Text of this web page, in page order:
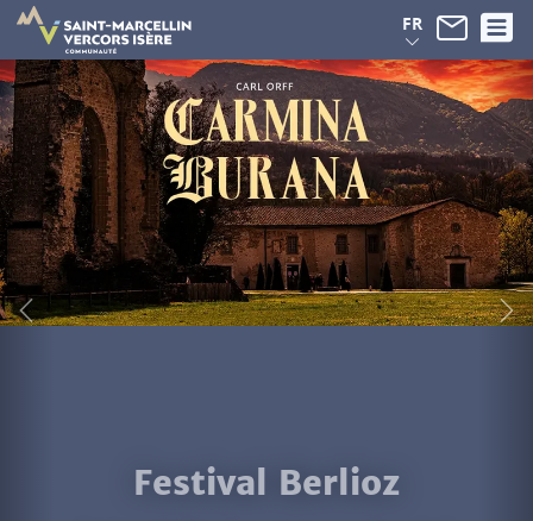
FR
Panneau de gestion des cookies